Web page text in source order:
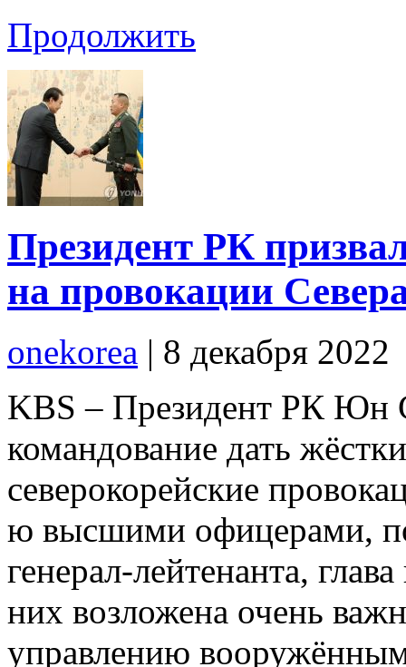
Продолжить
Президент РК
на провокации
onekorea | 8 декабря 2022
KBS – Президент РК Юн
командование дать
северокорейские
ю высшими офицерами,
генерал-лейтенанта,
них возложена очень
управлению